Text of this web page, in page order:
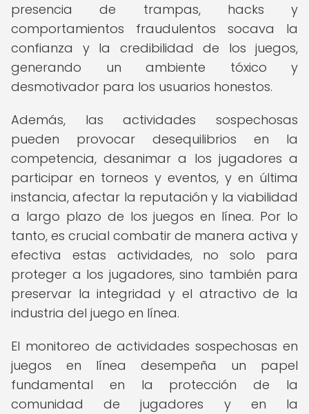
presencia de trampas, hacks y
comportamientos fraudulentos socava la
confianza y la credibilidad de los juegos,
generando un ambiente tóxico y
desmotivador para los usuarios honestos.
Además, las actividades sospechosas
pueden provocar desequilibrios en la
competencia, desanimar a los jugadores a
participar en torneos y eventos, y en última
instancia, afectar la reputación y la viabilidad
a largo plazo de los juegos en línea. Por lo
tanto, es crucial combatir de manera activa y
efectiva estas actividades, no solo para
proteger a los jugadores, sino también para
preservar la integridad y el atractivo de la
industria del juego en línea.
El monitoreo de actividades sospechosas en
juegos en línea desempeña un papel
fundamental en la protección de la
comunidad de jugadores y en la